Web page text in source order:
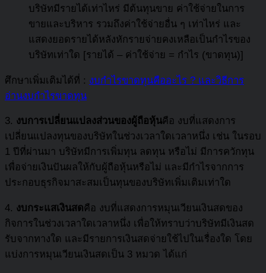
บริษัทมีรายได้เท่าไหร่ มีต้นทุนขาย ค่าใช้จ่ายในการ
ขายและบริหาร รวมถึงค่าใช้จ่ายอื่น ๆ เท่าไหร่ และ
แสดงยอดรายได้หลังหักรายจ่ายคงเหลือเป็นกำไรของ
บริษัทเท่าใด [รายได้ – ค่าใช้จ่าย = กำไร (ขาดทุน)]
ศึกษาเพิ่มเติมได้ที่ : งบกำไรขาดทุนคืออะไร ? และวิธีการ
อ่านงบกำไรขาดทุน
3. งบการเปลี่ยนแปลงส่วนของผู้ถือหุ้นคือ งบที่แสดงการ
เปลี่ยนแปลงทุนของบริษัทในช่วงเวลาใดเวลาหนึ่ง เช่น ในรอบ
1 ปีที่ผ่านมา บริษัทมีการเพิ่มทุน ลดทุน หรือไม่ มีการควักทุน
เพื่อจ่ายเงินปันผลให้กับผู้ถือหุ้นหรือไม่ และมีกำไรจากการ
ประกอบธุรกิจมาสะสมเป็นทุนของบริษัทเพิ่มเติมเท่าใด
4. งบกระแสเงินสดคือ งบที่แสดงการหมุนเวียนเงินสดของ
กิจการในช่วงเวลาใดเวลาหนึ่ง เพื่อให้ทราบว่าบริษัทมีเงินสด
รับจากทางใด และมีรายการเงินสดจ่ายใช้ไปในเรื่องใด โดย
แบ่งการหมุนเวียนเงินสดเป็น 3 หมวด ได้แก่